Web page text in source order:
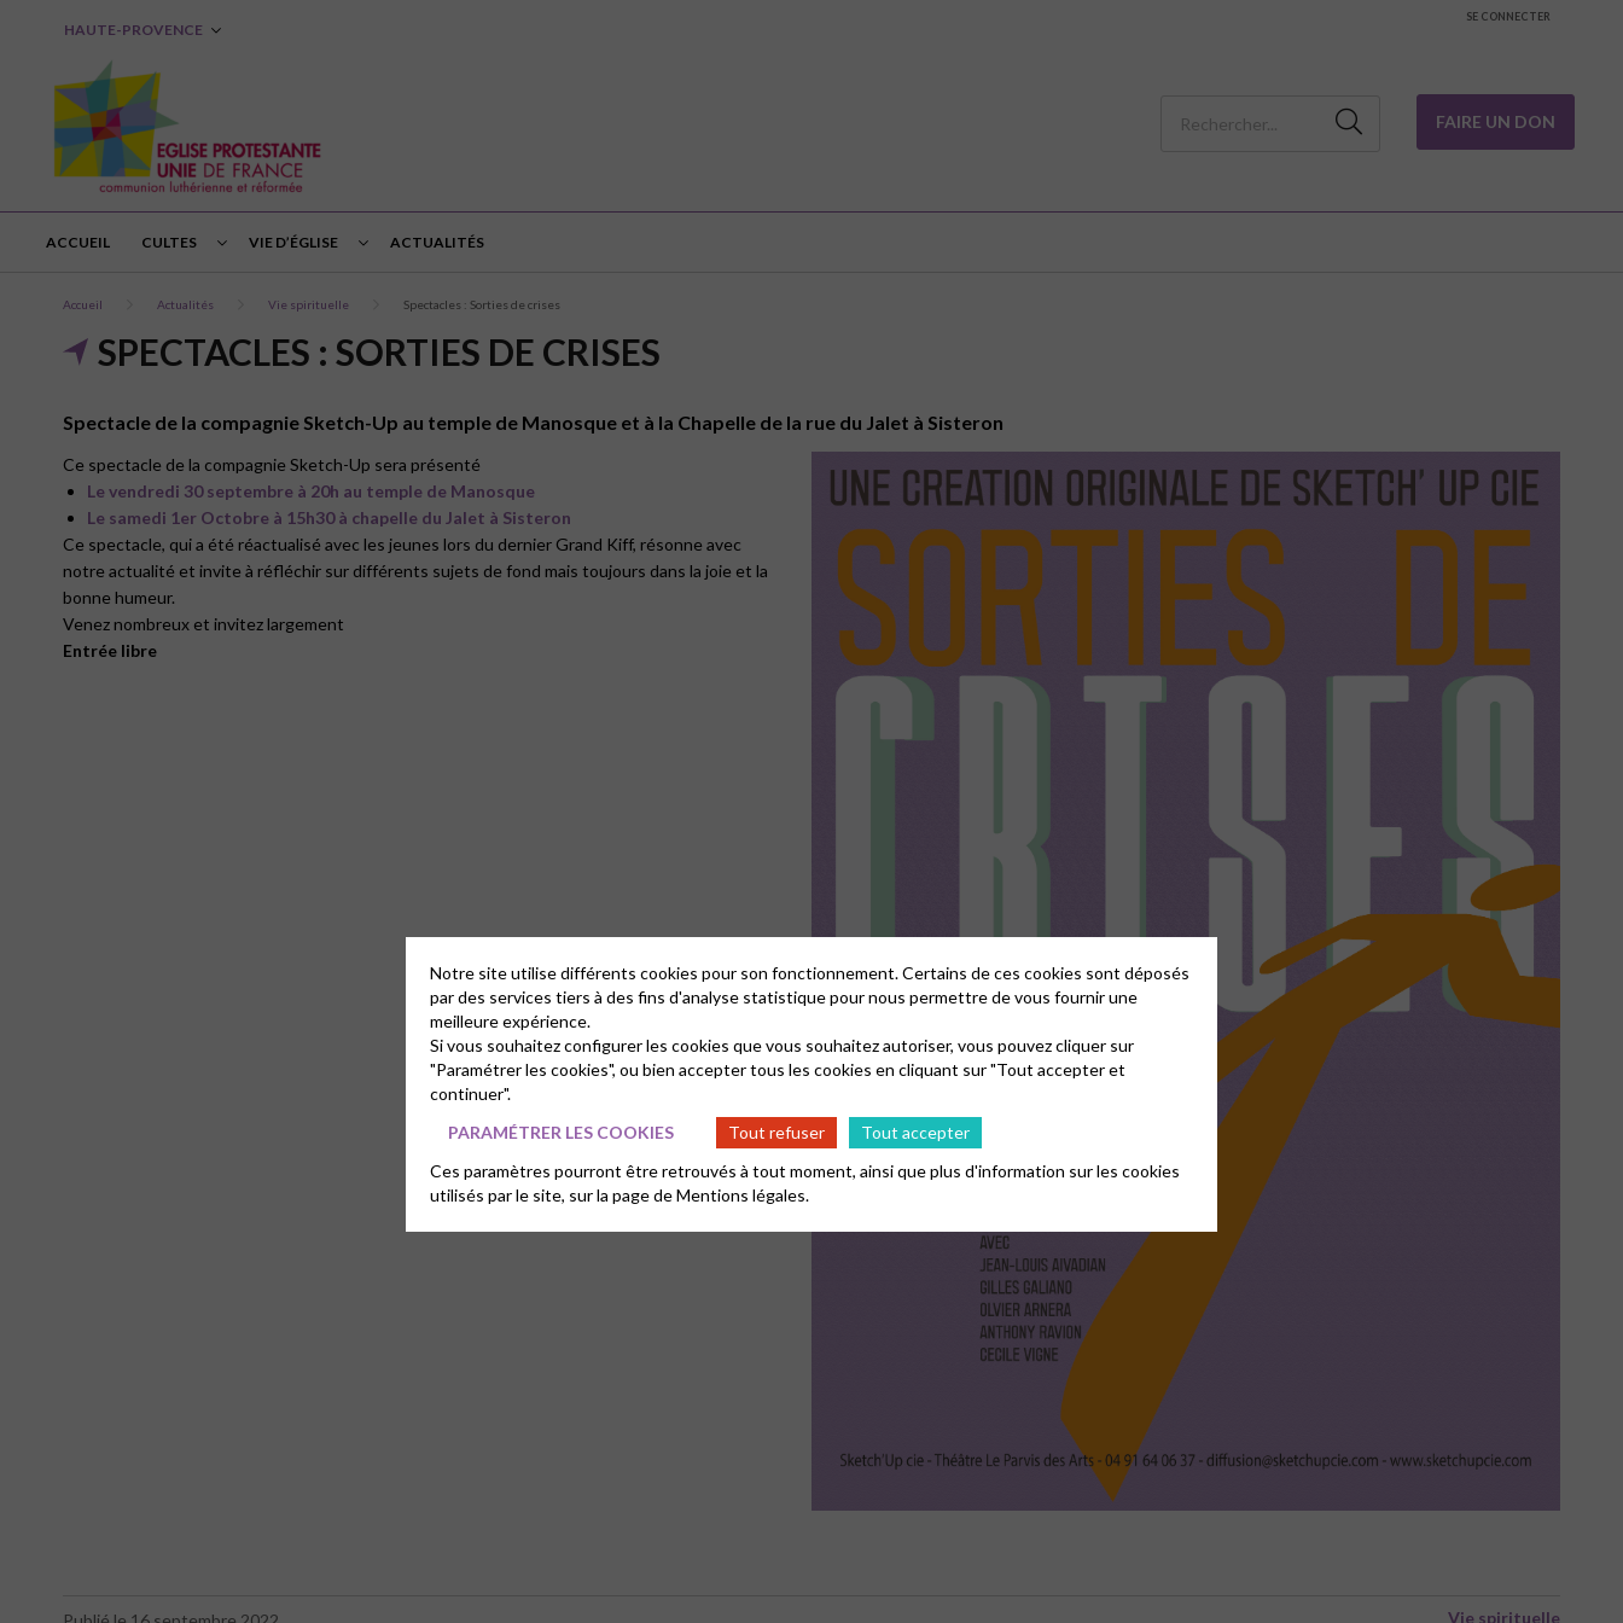
HAUTE-PROVENCE
SE CONNECTER
FAIRE UN DON
ACCUEIL CULTES VIE D’ÉGLISE ACTUALITÉS
Accueil Actualités Vie spirituelle Spectacles : Sorties de crises
SPECTACLES : SORTIES DE CRISES
Spectacle de la compagnie Sketch-Up au temple de Manosque et à la Chapelle de la rue du Jalet à Sisteron
Ce spectacle de la compagnie Sketch-Up sera présenté
Le vendredi 30 septembre à 20h au temple de Manosque
Le samedi 1er Octobre à 15h30 à chapelle du Jalet à Sisteron
Ce spectacle, qui a été réactualisé avec les jeunes lors du dernier Grand Kiff, résonne avec
notre actualité et invite à réfléchir sur différents sujets de fond mais toujours dans la joie et la
bonne humeur.
Venez nombreux et invitez largement
Entrée libre
Vie spirituelle
Notre site utilise différents cookies pour son fonctionnement. Certains de ces cookies sont déposés
par des services tiers à des fins d'analyse statistique pour nous permettre de vous fournir une
meilleure expérience.
Si vous souhaitez configurer les cookies que vous souhaitez autoriser, vous pouvez cliquer sur
"Paramétrer les cookies", ou bien accepter tous les cookies en cliquant sur "Tout accepter et
continuer".
PARAMÉTRER LES COOKIES
Tout refuser
Tout accepter
Ces paramètres pourront être retrouvés à tout moment, ainsi que plus d'information sur les cookies
utilisés par le site, sur la page deMentions légales.